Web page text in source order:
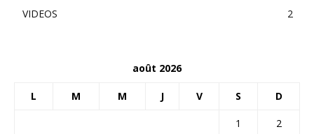
VIDEOS
2
août 2026
L M M J V S D
1
2